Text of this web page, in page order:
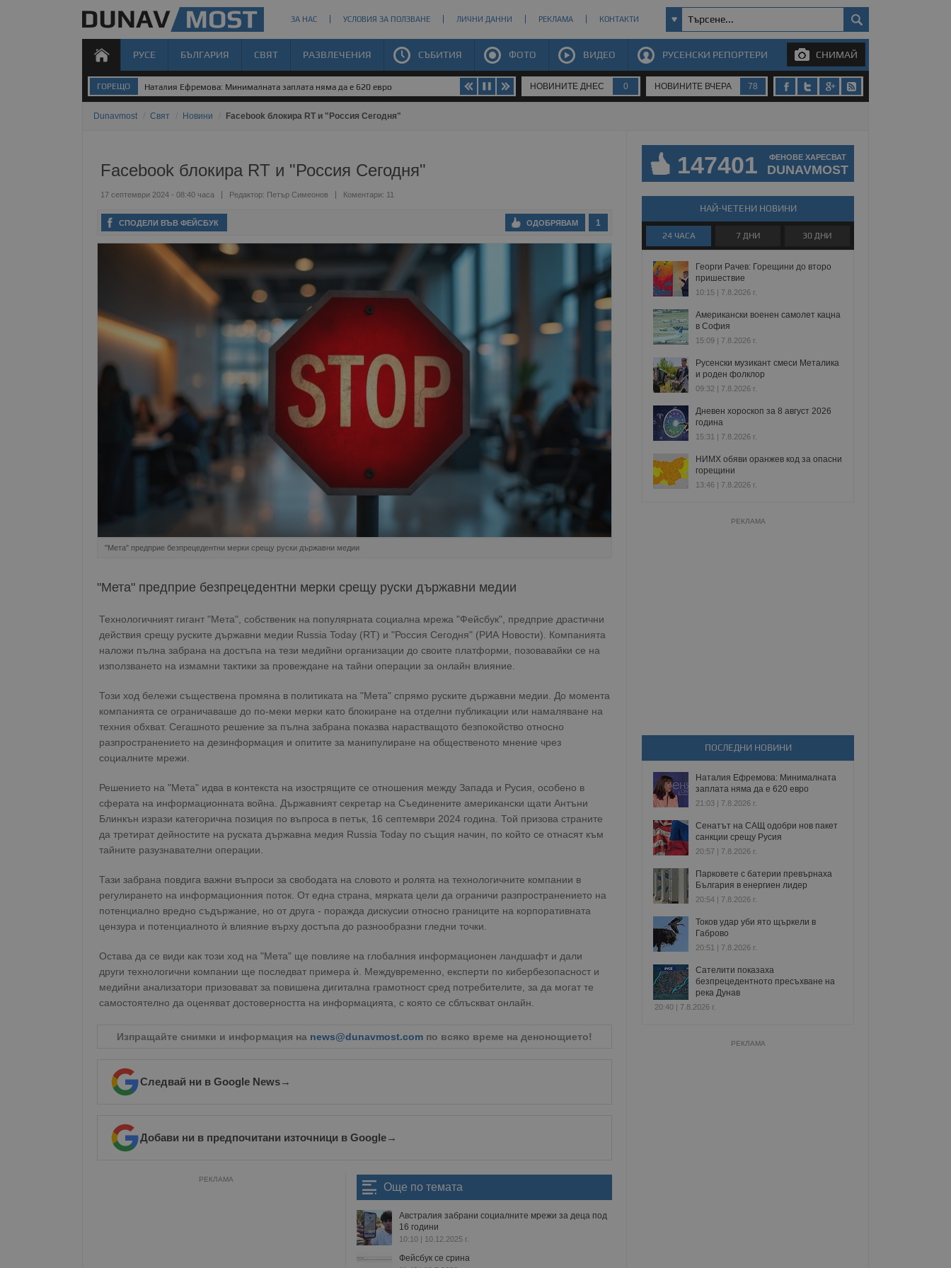
ЗА НАС УСЛОВИЯ ЗА ПОЛЗВАНЕ ЛИЧНИ ДАННИ РЕКЛАМА КОНТАКТИ
РУСЕ БЪЛГАРИЯ СВЯТ РАЗВЛЕЧЕНИЯ СЪБИТИЯ ФОТО ВИДЕО РУСЕНСКИ РЕПОРТЕРИ СНИМАЙ
ГОРЕЩО Наталия Ефремова: Минималната заплата няма да е 620 евро НОВИНИТЕ ДНЕС 0 НОВИНИТЕ ВЧЕРА 78
Dunavmost Свят Новини Facebook блокира RT и "Россия Сегодня"
Facebook блокира RT и "Россия Сегодня"
17 септември 2024 - 08:40 часа Редактор: Петър Симеонов Коментари: 11
СПОДЕЛИ ВЪВ ФЕЙСБУК 1
ОДОБРЯВАМ
"Мета" предприе безпрецедентни мерки срещу руски държавни медии
"Мета" предприе безпрецедентни мерки срещу руски държавни медии
Технологичният гигант "Мета", собственик на популярната социална мрежа "Фейсбук", предприе драстични
действия срещу руските държавни медии Russia Today (RT) и "Россия Сегодня" (РИА Новости). Компанията
наложи пълна забрана на достъпа на тези медийни организации до своите платформи, позовавайки се на
използването на измамни тактики за провеждане на тайни операции за онлайн влияние.
Този ход бележи съществена промяна в политиката на "Мета" спрямо руските държавни медии. До момента
компанията се ограничаваше до по-меки мерки като блокиране на отделни публикации или намаляване на
техния обхват. Сегашното решение за пълна забрана показва нарастващото безпокойство относно
разпространението на дезинформация и опитите за манипулиране на общественото мнение чрез
социалните мрежи.
Решението на "Мета" идва в контекста на изострящите се отношения между Запада и Русия, особено в
сферата на информационната война. Държавният секретар на Съединените американски щати Антъни
Блинкън изрази категорична позиция по въпроса в петък, 16 септември 2024 година. Той призова страните
да третират дейностите на руската държавна медия Russia Today по същия начин, по който се отнасят към
тайните разузнавателни операции.
Тази забрана повдига важни въпроси за свободата на словото и ролята на технологичните компании в
регулирането на информационния поток. От една страна, мярката цели да ограничи разпространението на
потенциално вредно съдържание, но от друга - поражда дискусии относно границите на корпоративната
цензура и потенциалното ѝ влияние върху достъпа до разнообразни гледни точки.
Остава да се види как този ход на "Мета" ще повлияе на глобалния информационен ландшафт и дали
други технологични компании ще последват примера ѝ. Междувременно, експерти по кибербезопасност и
медийни анализатори призовават за повишена дигитална грамотност сред потребителите, за да могат те
самостоятелно да оценяват достоверността на информацията, с която се сблъскват онлайн.
Изпращайте снимки и информация на news@dunavmost.com по всяко време на денонощието!
Следвай ни в Google News→
Добави ни в предпочитани източници в Google→
РЕКЛАМА
Още по темата
Австралия забрани социалните мрежи за деца под
16 години
10:10 | 10.12.2025 г.
Фейсбук се срина
147401 ФЕНОВЕ ХАРЕСВАТ
DUNAVMOST
НАЙ-ЧЕТЕНИ НОВИНИ
24 ЧАСА 7 ДНИ 30 ДНИ
Георги Рачев: Горещини до второ
пришествие
10:15 | 7.8.2026 г.
Американски военен самолет кацна
в София
15:09 | 7.8.2026 г.
Русенски музикант смеси Металика
и роден фолклор
09:32 | 7.8.2026 г.
Дневен хороскоп за 8 август 2026
година
15:31 | 7.8.2026 г.
НИМХ обяви оранжев код за опасни
горещини
13:46 | 7.8.2026 г.
РЕКЛАМА
ПОСЛЕДНИ НОВИНИ
Наталия Ефремова: Минималната
заплата няма да е 620 евро
21:03 | 7.8.2026 г.
Сенатът на САЩ одобри нов пакет
санкции срещу Русия
20:57 | 7.8.2026 г.
Парковете с батерии превърнаха
България в енергиен лидер
20:54 | 7.8.2026 г.
Токов удар уби ято щъркели в
Габрово
20:51 | 7.8.2026 г.
Сателити показаха
безпрецедентното пресъхване на
река Дунав
20:40 | 7.8.2026 г.
РЕКЛАМА